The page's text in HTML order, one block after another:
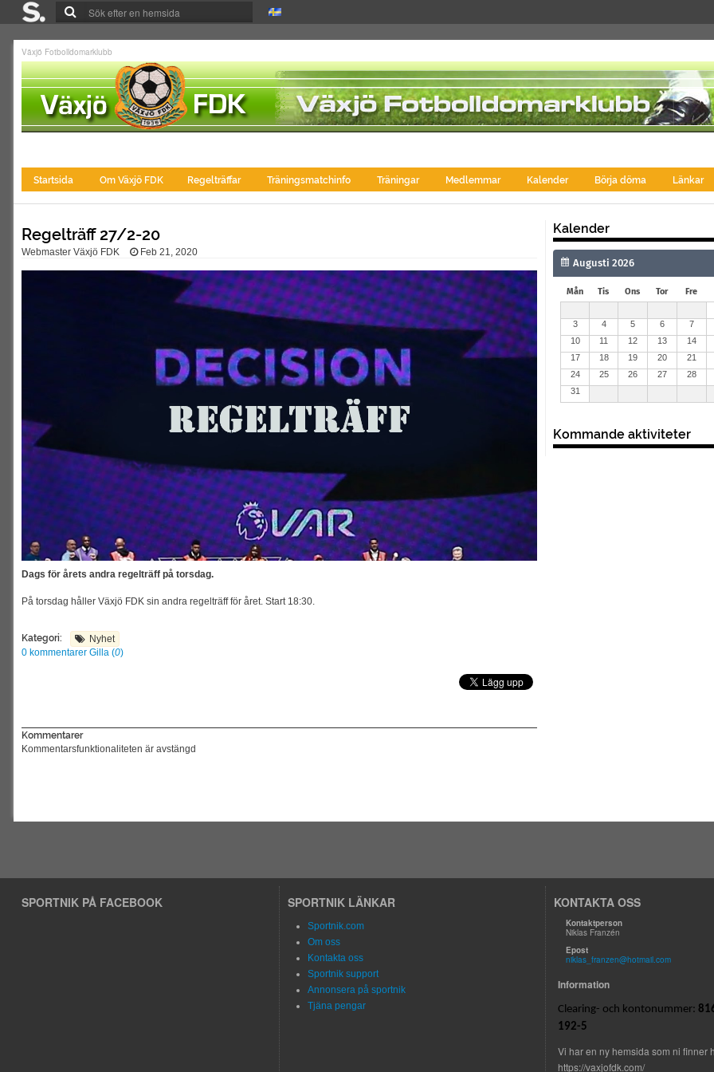
Växjö Fotbolldomarklubb
Startsida Om Växjö FDK Regelträffar Träningsmatchinfo Träningar Medlemmar Kalender Börja döma Länkar
Regelträff 27/2-20
Webmaster Växjö FDK Feb 21, 2020
Dags för årets andra regelträff på torsdag.
På torsdag håller Växjö FDK sin andra regelträff för året. Start 18:30.
Kategori:
Nyhet
0 kommentarer Gilla (0)
Kommentarer
Kommentarsfunktionaliteten är avstängd
Kalender
Mån Tis Ons Tor Fre
3 4 5 6 7
10 11 12 13 14
17 18 19 20 21
24 25 26 27 28
31
Kommande aktiviteter
SPORTNIK PÅ FACEBOOK SPORTNIK LÄNKAR
Sportnik.com
Om oss
Kontakta oss
Sportnik support
Annonsera på sportnik
Tjäna pengar
KONTAKTA OSS
Kontaktperson
Niklas Franzén
Epost
niklas_franzen@hotmail.com
Information
Clearing- och kontonummer:
192-5
Vi har en ny hemsida som ni finner
https://vaxjofdk.com/